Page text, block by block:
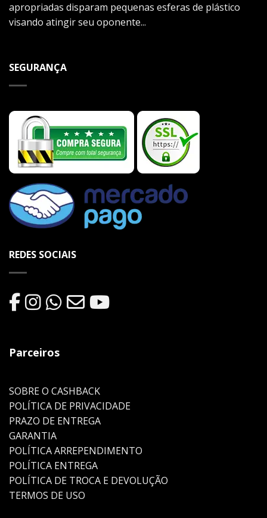
apropriadas disparam pequenas esferas de plástico
visando atingir seu oponente...
SEGURANÇA
REDES SOCIAIS
Parceiros
SOBRE O CASHBACK
POLÍTICA DE PRIVACIDADE
PRAZO DE ENTREGA
GARANTIA
POLÍTICA ARREPENDIMENTO
POLÍTICA ENTREGA
POLÍTICA DE TROCA E DEVOLUÇÃO
TERMOS DE USO